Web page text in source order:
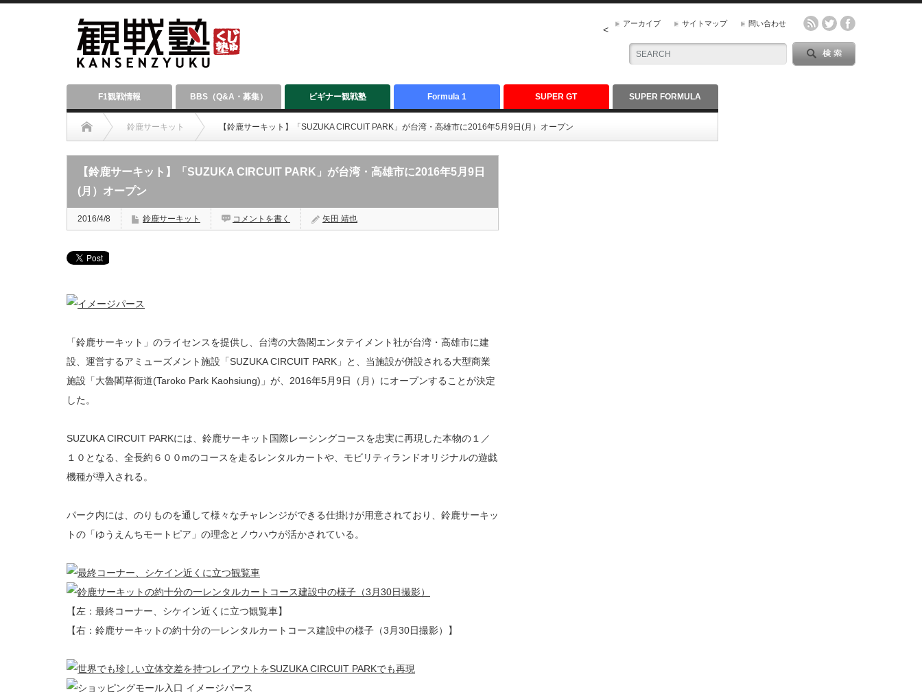
アーカイブ サイトマップ 問い合わせ
<
F1観戦情報 BBS（Q&A・募集） ビギナー観戦塾 Formula 1 SUPER GT SUPER FORMULA
鈴鹿サーキット 【鈴鹿サーキット】「SUZUKA CIRCUIT PARK」が台湾・高雄市に2016年5月9日(月）オープン
【鈴鹿サーキット】「SUZUKA CIRCUIT PARK」が台湾・高雄市に2016年5月9日
(月）オープン
2016/4/8 鈴鹿サーキット コメントを書く 矢田 靖也
「鈴鹿サーキット」のライセンスを提供し、台湾の大魯閣エンタテイメント社が台湾・高雄市に建
設、運営するアミューズメント施設「SUZUKA CIRCUIT PARK」と、当施設が併設される大型商業
施設「大魯閣草衙道(Taroko Park Kaohsiung)」が、2016年5月9日（月）にオープンすることが決定
した。
SUZUKA CIRCUIT PARKには、鈴鹿サーキット国際レーシングコースを忠実に再現した本物の１／
１０となる、全長約６００mのコースを走るレンタルカートや、モビリティランドオリジナルの遊戯
機種が導入される。
パーク内には、のりものを通して様々なチャレンジができる仕掛けが用意されており、鈴鹿サーキッ
トの「ゆうえんちモートピア」の理念とノウハウが活かされている。
【左：最終コーナー、シケイン近くに立つ観覧車】
【右：鈴鹿サーキットの約十分の一レンタルカートコース建設中の様子（3月30日撮影）】